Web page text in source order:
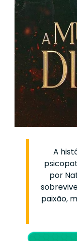
A
por
paixão,